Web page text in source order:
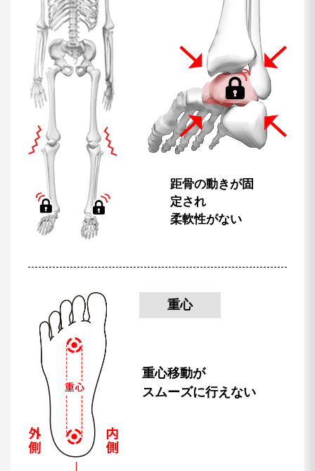
距骨の動きが固
定され
柔軟性がない
重心
重心移動が
スムーズに行えない